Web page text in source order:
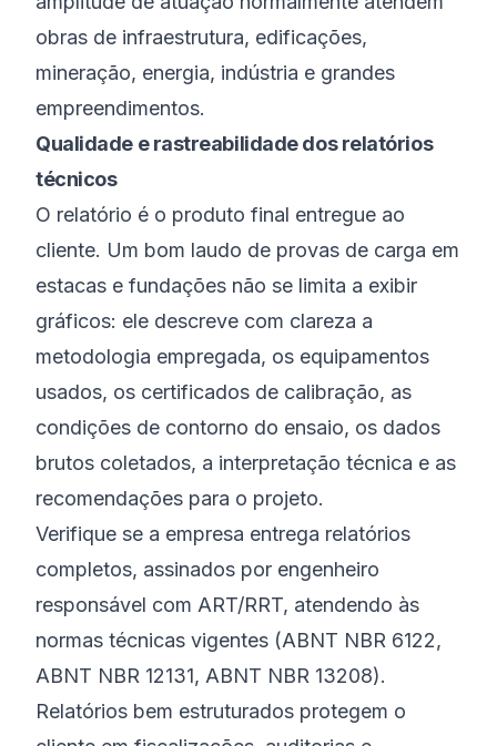
obras de infraestrutura, edificações,
mineração, energia, indústria e grandes
empreendimentos.
Qualidade e rastreabilidade dos relatórios
técnicos
O relatório é o produto final entregue ao
cliente. Um bom laudo de provas de carga em
estacas e fundações não se limita a exibir
gráficos: ele descreve com clareza a
metodologia empregada, os equipamentos
usados, os certificados de calibração, as
condições de contorno do ensaio, os dados
brutos coletados, a interpretação técnica e as
recomendações para o projeto.
Verifique se a empresa entrega relatórios
completos, assinados por engenheiro
responsável com ART/RRT, atendendo às
normas técnicas vigentes (ABNT NBR 6122,
ABNT NBR 12131, ABNT NBR 13208).
Relatórios bem estruturados protegem o